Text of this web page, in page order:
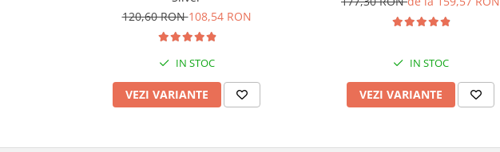
120,60 RON108,54 RON
IN STOC
VEZI VARIANTE
IN STOC
VEZI VARIANTE